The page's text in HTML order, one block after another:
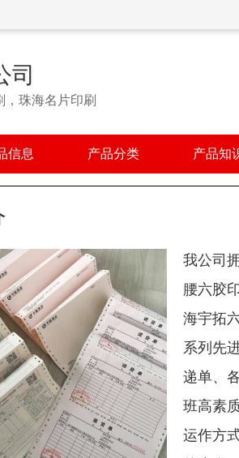
司
，珠海名片印刷
信息 产品分类 产品知
我公司
腰六胶
海宇拓
系列先
递单、
班高素
运作方